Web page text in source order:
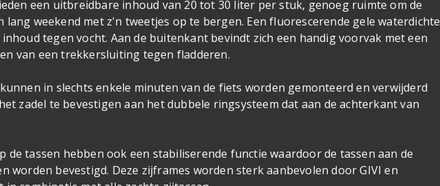
een uitbreidbare inhoud van 20 tot 30 liter per stuk, genoeg ruimte om de
lang weekend met z'n tweetjes op te bergen. Een fluorescerende gele waterdichte
tegen vocht. Aan de buitenkant bevindt zich een handig voorvak met een
van een trekkersluiting tegen fladderen.
in slechts enkele minuten van de fiets worden gemonteerd en verwijderd
zadel te bevestigen aan het dubbele ringsysteem dat aan de achterkant van
de tassen hebben ook een stabiliserende functie waardoor de tassen aan de
worden bevestigd. Deze zijframes worden sterk aanbevolen door GIVI en